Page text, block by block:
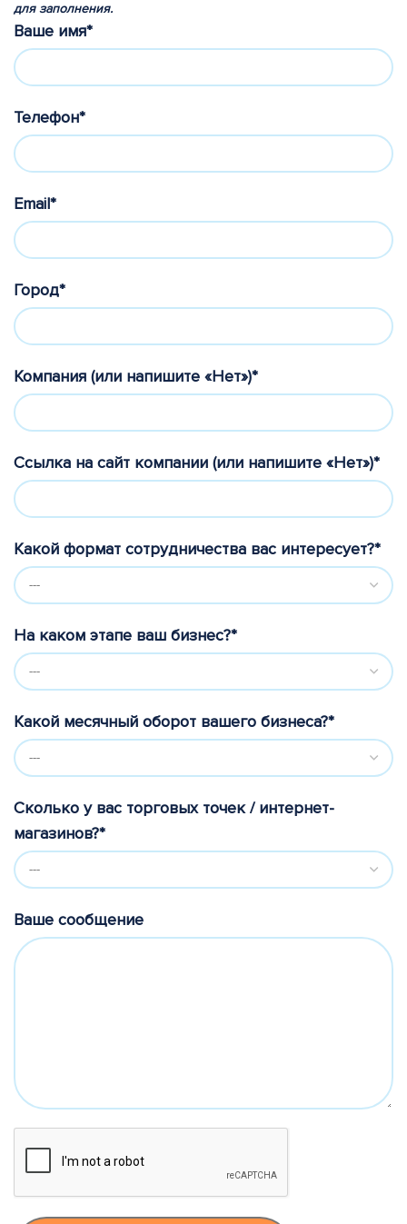
для заполнения.
Ваше имя*
Телефон*
Email*
Город*
Компания (или напишите «Нет»)*
Ссылка на сайт компании (или напишите «Нет»)*
Какой формат сотрудничества вас интересует?*
На каком этапе ваш бизнес?*
Какой месячный оборот вашего бизнеса?*
Сколько у вас торговых точек / интернет-
магазинов?*
Ваше сообщение